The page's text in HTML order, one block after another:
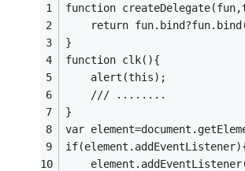
function
return
}
function clk(){
    alert(this);
    /// ........
}
var